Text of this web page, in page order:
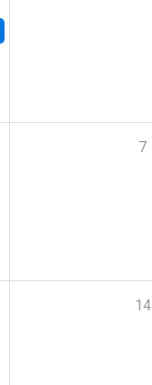
7
14